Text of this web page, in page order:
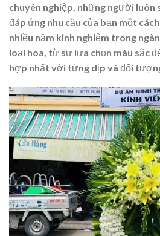
chuyên nghiệp, những người luôn
đáp ứng nhu cầu của bạn một
nhiều năm kinh nghiệm trong
loại hoa, từ sự lựa chọn màu sắc
hợp nhất với từng dịp và đối